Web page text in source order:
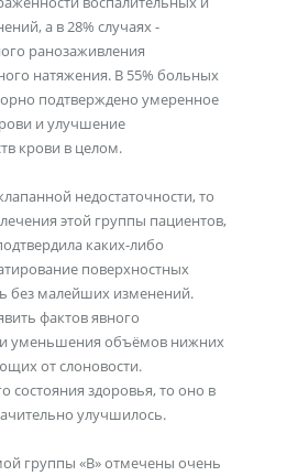
а в 28% случаях -
ранозаживления
натяжения. В 55% больных
подтверждено умеренное
и улучшение
крови в целом.
недостаточности, то
этой группы пациентов,
каких-либо
поверхностных
без малейших изменений.
фактов явного
уменьшения объёмов нижних
от слоновости.
состояния здоровья, то оно в
улучшилось.
группы «В» отмечены очень